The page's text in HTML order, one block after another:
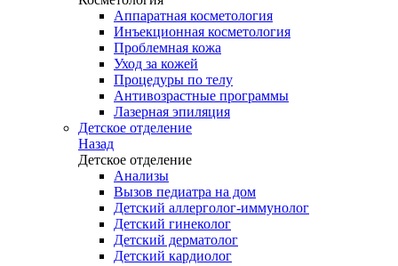
Аппаратная косметология
Инъекционная косметология
Проблемная кожа
Уход за кожей
Процедуры по телу
Антивозрастные программы
Лазерная эпиляция
Детское отделение
Назад
Детское отделение
Анализы
Вызов педиатра на дом
Детский аллерголог-иммунолог
Детский гинеколог
Детский дерматолог
Детский кардиолог